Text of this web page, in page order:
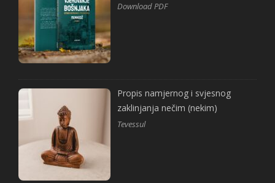
Download PDF
Propis namjernog i svjesnog
zaklinjanja nečim (nekim)
Tevessul